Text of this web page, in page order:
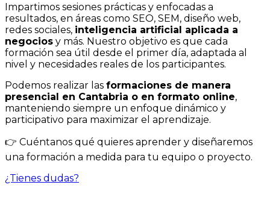
Impartimos sesiones prácticas y enfocadas a
resultados, en áreas como SEO, SEM, diseño web,
redes sociales, inteligencia artificial aplicada a
negocios y más. Nuestro objetivo es que cada
formación sea útil desde el primer día, adaptada al
nivel y necesidades reales de los participantes.
Podemos realizar las formaciones de manera
presencial en Cantabria o en formato online,
manteniendo siempre un enfoque dinámico y
participativo para maximizar el aprendizaje.
👉 Cuéntanos qué quieres aprender y diseñaremos
una formación a medida para tu equipo o proyecto.
¿Tienes dudas?